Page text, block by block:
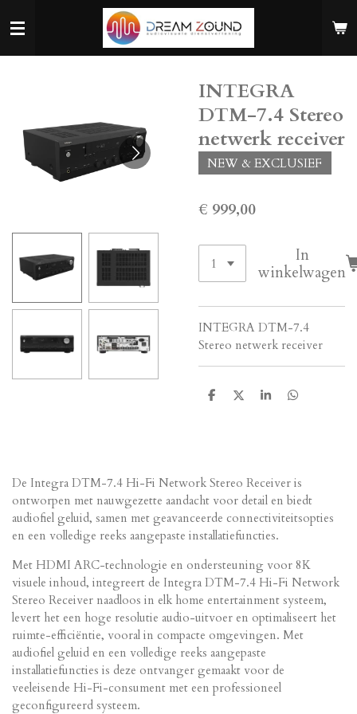
direct
INTEGRA
DTM-7.4 Stereo
netwerk receiver
NEW & EXCLUSIEF
€ 999,00
In
winkelwagen
INTEGRA DTM-7.4
Stereo netwerk receiver
D
D
S
D
De Integra DTM-7.4 Hi-Fi Network Stereo Receiver is
ontworpen met nauwgezette aandacht voor detail en biedt
audiofiel geluid, samen met geavanceerde connectiviteitsopties
en een volledige reeks aangepaste installatiefuncties.
Met HDMI ARC-technologie en ondersteuning voor 8K
visuele inhoud, integreert de Integra DTM-7.4 Hi-Fi Network
Stereo Receiver naadloos in elk home entertainment systeem,
levert het een hoge resolutie audio-uitvoer en optimaliseert het
ruimte-efficiëntie, vooral in compacte omgevingen. Met
audiofiel geluid en een volledige reeks aangepaste
installatiefuncties is deze ontvanger gemaakt voor de
veeleisende Hi-Fi-consument met een professioneel
geconfigureerd systeem.